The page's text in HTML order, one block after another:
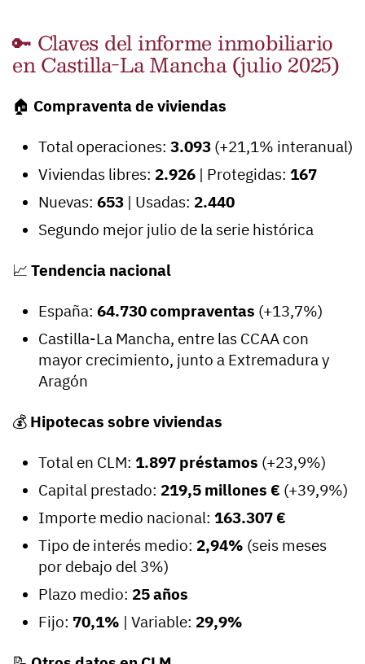
🔑 Claves del informe inmobiliario
en Castilla-La Mancha (julio 2025)
🏠 Compraventa de viviendas
Total operaciones: 3.093 (+21,1% interanual)
Viviendas libres: 2.926 | Protegidas: 167
Nuevas: 653 | Usadas: 2.440
Segundo mejor julio de la serie histórica
📈 Tendencia nacional
España: 64.730 compraventas (+13,7%)
Castilla-La Mancha, entre las CCAA con
mayor crecimiento, junto a Extremadura y
Aragón
💰 Hipotecas sobre viviendas
Total en CLM: 1.897 préstamos (+23,9%)
Capital prestado: 219,5 millones € (+39,9%)
Importe medio nacional: 163.307 €
Tipo de interés medio: 2,94% (seis meses
por debajo del 3%)
Plazo medio: 25 años
Fijo: 70,1% | Variable: 29,9%